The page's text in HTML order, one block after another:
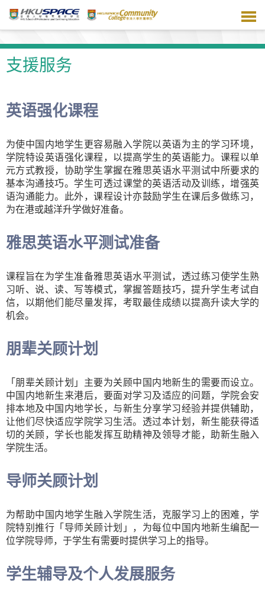
主
支援服务
英语强化课程
为使中国内地学生更容易融入学院以英语为主的学习环境，
学院特设英语强化课程，以提高学生的英语能力。课程以单
元方式教授，协助学生掌握在雅思英语水平测试中所要求的
基本沟通技巧。学生可透过课堂的英语活动及训练，增强英
语沟通能力。此外，课程设计亦鼓励学生在课后多做练习，
为在港或越洋升学做好准备。
雅思英语水平测试准备
课程旨在为学生准备雅思英语水平测试，透过练习使学生熟
习听、说、读、写等模式，掌握答题技巧，提升学生考试自
信，以期他们能尽量发挥，考取最佳成绩以提高升读大学的
机会。
朋辈关顾计划
「朋辈关顾计划」主要为关顾中国内地新生的需要而设立。
中国内地新生来港后，要面对学习及适应的问题，学院会安
排本地及中国内地学长，与新生分享学习经验并提供辅助，
让他们尽快适应学院学习生活。透过本计划，新生能获得适
切的关顾，学长也能发挥互助精神及领导才能，助新生融入
学院生活。
导师关顾计划
为帮助中国内地学生融入学院生活，克服学习上的困难，学
院特别推行「导师关顾计划」，为每位中国内地新生编配一
位学院导师，于学生有需要时提供学习上的指导。
学生辅导及个人发展服务